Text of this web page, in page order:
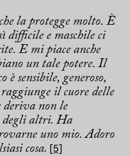
la protegge molto. È
difficile e maschile ci
E mi piace anche
un tale potere. Il
è sensibile, generoso,
il cuore delle
deriva non le
degli altri. Ha
uno mio. Adoro
cosa. [5]